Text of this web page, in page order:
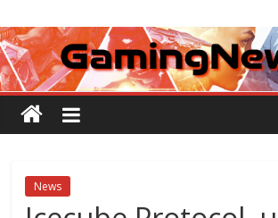
au
contenu
GamingNewZ
Tests
et
Actu
des
vidéo
News